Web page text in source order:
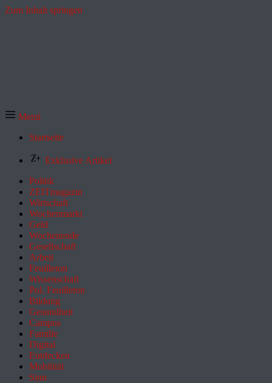
Zum Inhalt springen
Menü
Startseite
Exklusive Artikel
Politik
ZEITmagazin
Wirtschaft
Wochenmarkt
Geld
Wochenende
Gesellschaft
Arbeit
Feuilleton
Wissenschaft
Pol. Feuilleton
Bildung
Gesundheit
Campus
Familie
Digital
Entdecken
Mobilität
Sinn